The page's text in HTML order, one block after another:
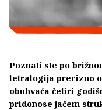
Poznati ste po
tetralogija precizno
obuhvaća četiri
pridonose jačem